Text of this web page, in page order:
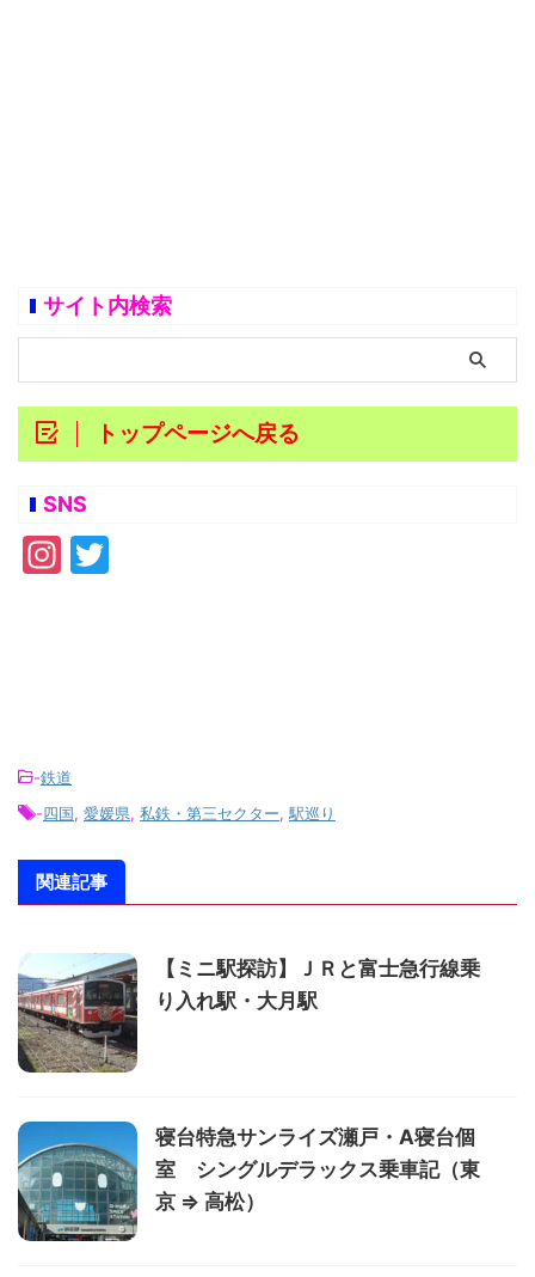
サイト内検索
トップページへ戻る
SNS
In
-鉄道
-四国, 愛媛県, 私鉄・第三セクター,駅巡り
関連記事
【ミニ駅探訪】ＪＲと富士急行線乗
り入れ駅・大月駅
寝台特急サンライズ瀬戸・A寝台個
室 シングルデラックス乗車記（東
京 ⇒ 高松）